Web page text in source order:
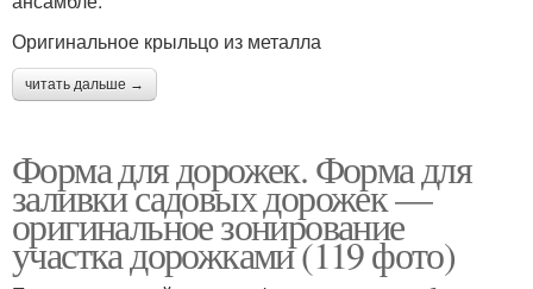
Оригинальное крыльцо из металла
читать дальше →
Форма для дорожек. Форма для
заливки садовых дорожек —
оригинальное зонирование
участка дорожками (119 фото)